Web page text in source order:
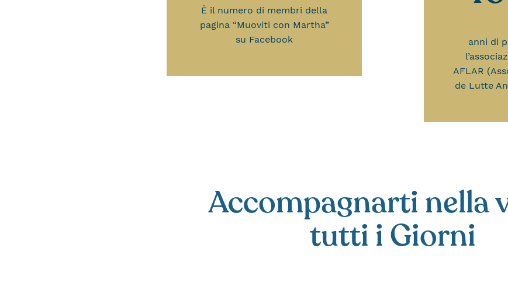
È il numero di membri della
pagina “Muoviti con Martha”
su Facebook
anni di
AFLAR
de Lutte
Accompagnarti nella
tutti i Giorni